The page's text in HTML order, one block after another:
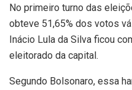
No primeiro turno das
obteve 51,65% dos votos
Inácio Lula da Silva ficou
eleitorado da capital.
Segundo Bolsonaro, essa